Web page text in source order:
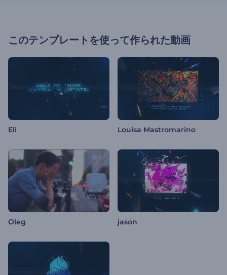
このテンプレートを使って作られた動画
Eli Louisa Mastromarino
Oleg jason